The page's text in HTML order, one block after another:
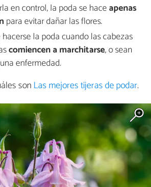
en control, la poda se haceapenas
para evitar dañar las flores.
la poda cuando las cabezas
comiencen a marchitarse, o sean
enfermedad.
sonLas mejores tijeras de podar.